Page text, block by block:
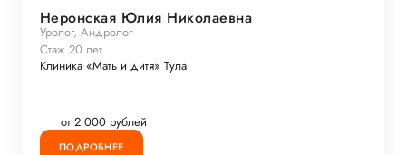
Неронская Юлия Николаевна
Уролог, Андролог
Стаж 20 лет
Клиника «Мать и дитя» Тула
от 2 000 рублей
ПОДРОБНЕЕ